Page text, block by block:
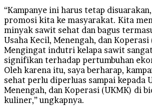
“Kampanye ini harus tetap
promosi kita ke masyarakat. Kita
minyak sawit sehat dan bagus
Usaha Kecil, Menengah, dan Koperasi
Mengingat indutri kelapa sawit
signifikan terhadap pertumbuhan
Oleh karena itu, saya berharap,
sehat perlu diperluas sampai kepada
Menengah, dan Koperasi (UKMK) di
kuliner,” ungkapnya.